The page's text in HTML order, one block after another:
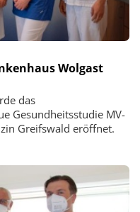
Wolgast
das
Gesundheitsstudie MV-
Greifswald eröffnet.